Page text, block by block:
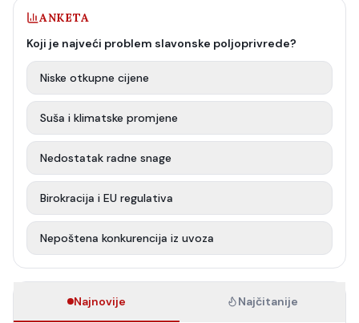
ANKETA
Koji je najveći problem slavonske poljoprivrede?
Niske otkupne cijene
Suša i klimatske promjene
Nedostatak radne snage
Birokracija i EU regulativa
Nepoštena konkurencija iz uvoza
Najnovije Najčitanije